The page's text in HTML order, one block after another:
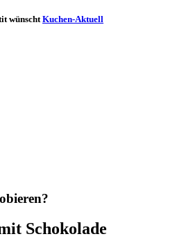
wünscht Kuchen-Aktuell
Schokolade